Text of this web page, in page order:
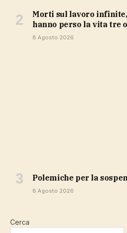
Morti sul lavoro infinite, tra ieri e oggi
hanno perso la vita tre
8 Agosto 2026
polemiche per la
8 Agosto 2026
Cerca